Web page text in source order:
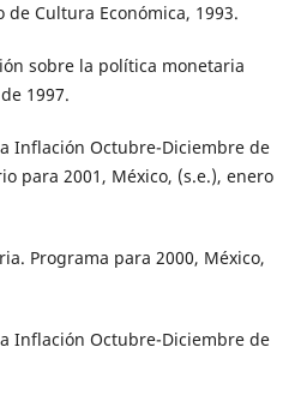
de Cultura Económica, 1993.
sobre la política monetaria
1997.
la Inflación Octubre-Diciembre de
para 2001, México, (s.e.), enero
Programa para 2000, México,
la Inflación Octubre-Diciembre de